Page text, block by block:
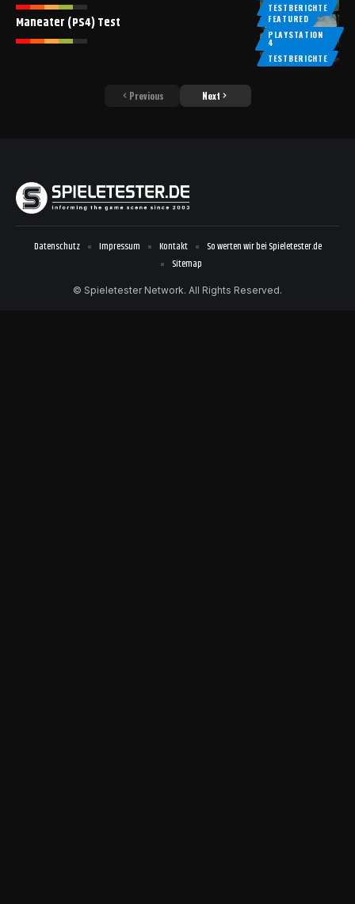
TESTBERICHTE
FEATURED
PLAYSTATION
4
TESTBERICHTE
Maneater (PS4) Test
Previous Next
© Spieletester Network. All Rights Reserved.
Datenschutz Impressum Kontakt
So werten wir bei Spieletester.de
Sitemap